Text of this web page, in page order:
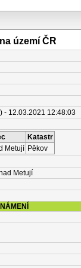
území ČR
- 12.03.2021 12:48:03
Katastr
Metují Pěkov
Metují